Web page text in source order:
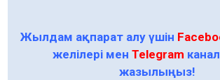
Жылдам ақпарат алу үшін
желілері мен Telegram
жазылыңыз!